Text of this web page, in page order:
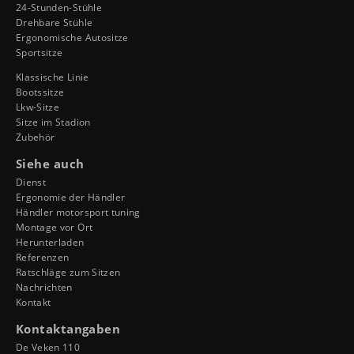
24-Stunden-Stühle
Drehbare Stühle
Ergonomische Autositze
Sportsitze
Klassische Linie
Bootssitze
Lkw-Sitze
Sitze im Stadion
Zubehör
Siehe auch
Dienst
Ergonomie der Händler
Händler motorsport tuning
Montage vor Ort
Herunterladen
Referenzen
Ratschläge zum Sitzen
Nachrichten
Kontakt
Kontaktangaben
De Veken 110